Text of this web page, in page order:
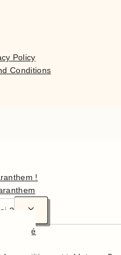
Policy
Conditions
!
?
résumé